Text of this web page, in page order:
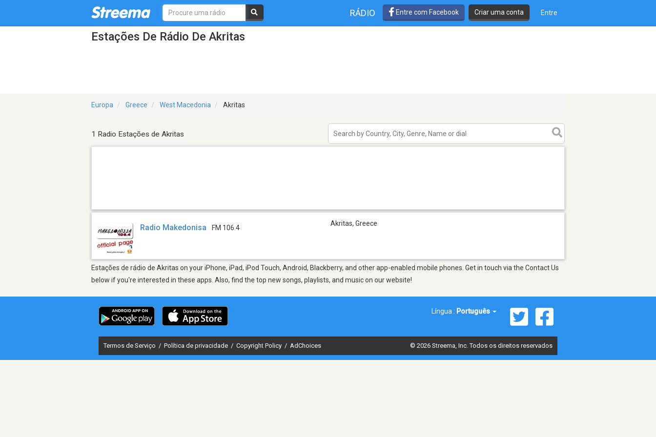
RÁDIO Entre com Facebook Criar uma conta Entre
Estações De Rádio De Akritas
Europa Greece West Macedonia Akritas
1 Radio Estações de Akritas
Radio Makedonisa FM 106.4
Akritas, Greece
Estações de rádio de Akritas on your iPhone, iPad, iPod Touch, Android, Blackberry, and other app-enabled mobile phones. Get in touch via the Contact Us
below if you're interested in these apps. Also, find the top new songs, playlists, and music on our website!
Língua : Português
Termos de Serviço / Política de privacidade / Copyright Policy / AdChoices © 2026 Streema, Inc. Todos os direitos reservados